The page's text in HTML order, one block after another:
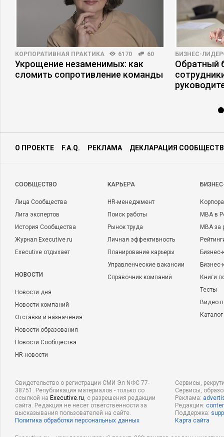
КОРПОРАТИВНАЯ ПРАКТИКА 6170 60
Укрощение незаменимых: как
сломить сопротивление команды
БИЗНЕС-
Обратный
О ПРОЕКТЕ F.A.Q. РЕКЛАМА ДЕКЛАРАЦИЯ
CООБЩЕСТВО
Лица Сообщества
Лига экспертов
История Сообщества
Журнал Executive.ru
Executive отдыхает
НОВОСТИ
Новости дня
Новости компаний
Отставки и назначения
Новости образования
Новости Сообщества
HR-новости
КАРЬЕРА
HR-менеджмент
Поиск работы
Рынок труда
Личная эффективность
Планирование карьеры
Управленческие вакансии
Справочник компаний
MBA в
MBA
Бизнес-
Книги
Тесты
Видео
Свидетельство о регистрации СМИ Эл NФС 77-
38751. Републикация материалов - только со
ссылкой на Executive.ru, с разрешения редакции
сайта. Редакция не несет ответственности за
высказывания пользователей на сайте.
Политика обработки персональных данных
Сервисы,
Сервисы,
Реклама:
Редакция:
Поддержка:
Карта сайта